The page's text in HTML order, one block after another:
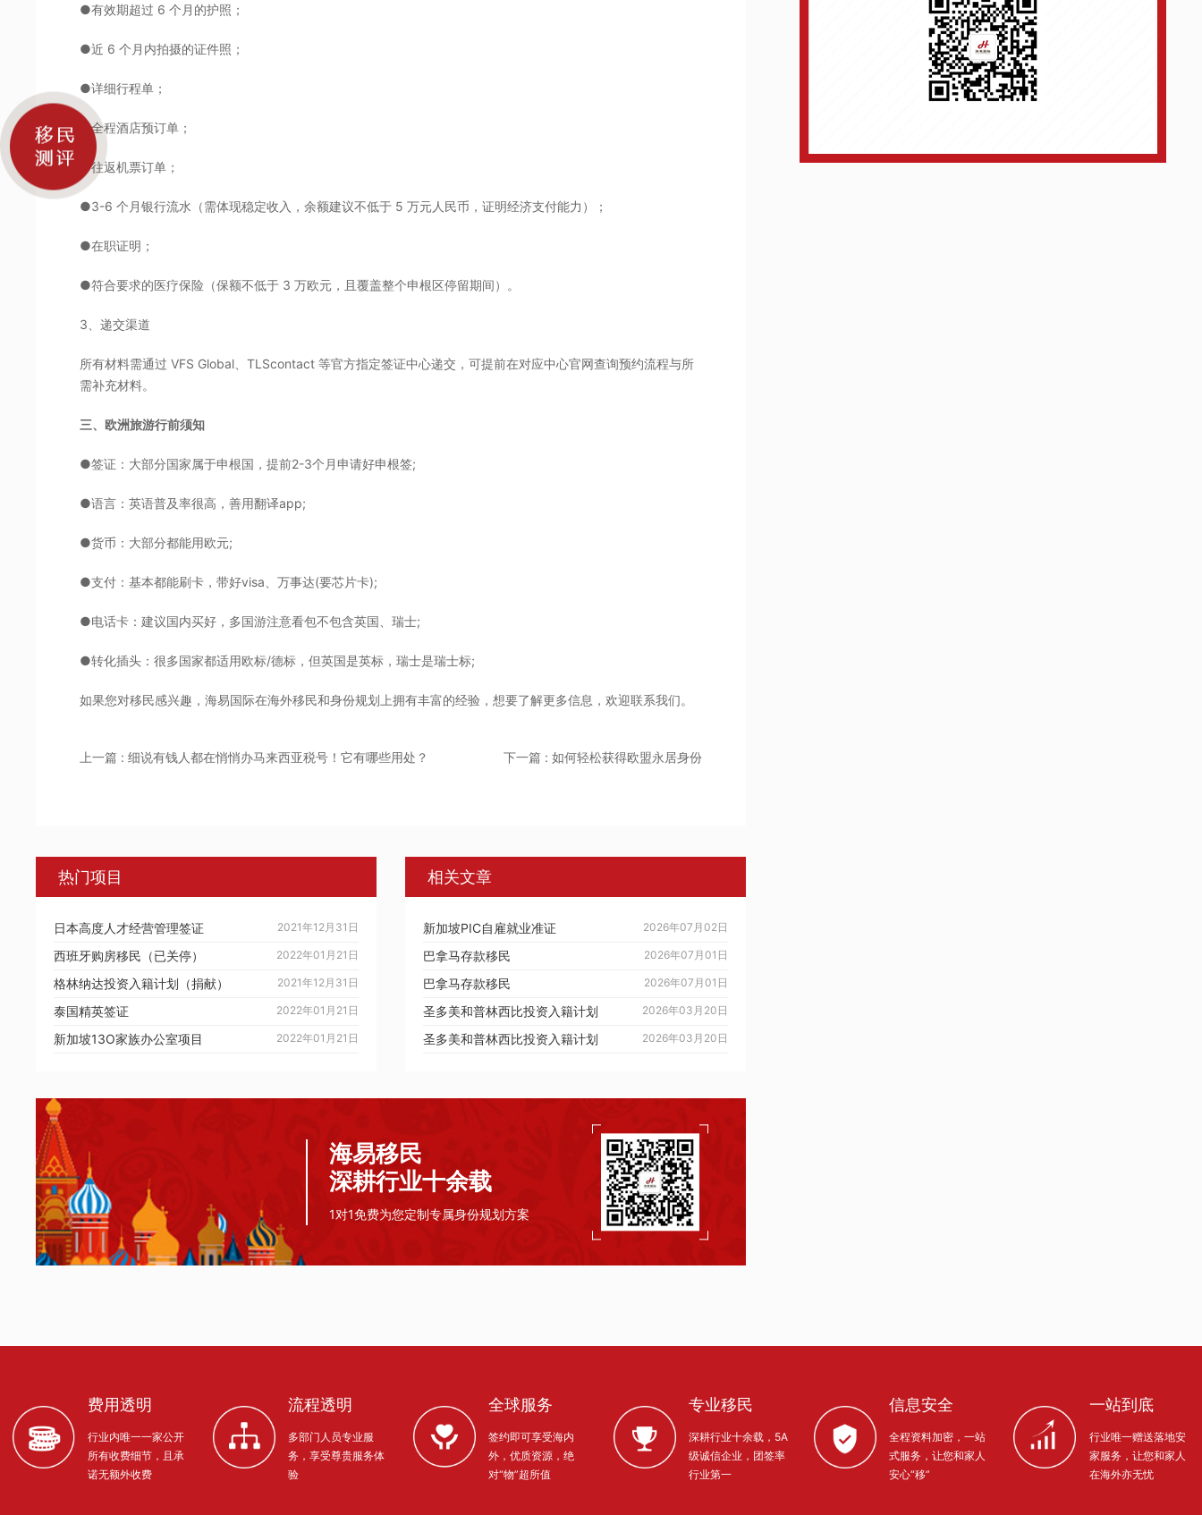
●有效期超过 6 个月的护照；
●近 6 个月内拍摄的证件照；
●详细行程单；
●全程酒店预订单；
●往返机票订单；
●3-6 个月银行流水（需体现稳定收入，余额建议不低于 5 万元人民币，证明经济支付能力）；
●在职证明；
●符合要求的医疗保险（保额不低于 3 万欧元，且覆盖整个申根区停留期间）。
3、递交渠道
所有材料需通过 VFS Global、TLScontact 等官方指定签证中心递交，可提前在对应中心官网查询预约流程与所
需补充材料。
三、欧洲旅游行前须知
●签证：大部分国家属于申根国，提前2-3个月申请好申根签;
●语言：英语普及率很高，善用翻译app;
●货币：大部分都能用欧元;
●支付：基本都能刷卡，带好visa、万事达(要芯片卡);
●电话卡：建议国内买好，多国游注意看包不包含英国、瑞士;
●转化插头：很多国家都适用欧标/德标，但英国是英标，瑞士是瑞士标;
如果您对移民感兴趣，海易国际在海外移民和身份规划上拥有丰富的经验，想要了解更多信息，欢迎联系我们。
上一篇 : 细说有钱人都在悄悄办马来西亚税号！它有哪些用处？ 下一篇 : 如何轻松获得欧盟永居身份
热门项目
2021年12月31日
日本高度人才经营管理签证
2022年01月21日
西班牙购房移民（已关停）
2021年12月31日
格林纳达投资入籍计划（捐献）
2022年01月21日
泰国精英签证
2022年01月21日
新加坡13O家族办公室项目
相关文章
2026年07月02日
新加坡PIC自雇就业准证
2026年07月01日
巴拿马存款移民
2026年07月01日
巴拿马存款移民
2026年03月20日
圣多美和普林西比投资入籍计划
2026年03月20日
圣多美和普林西比投资入籍计划
海易移民
深耕行业十余载
1对1免费为您定制专属身份规划方案
费用透明
行业内唯一一家公开
所有收费细节，且承
诺无额外收费
流程透明
多部门人员专业服
务，享受尊贵服务体
验
全球服务
签约即可享受海内
外，优质资源，绝
对“物”超所值
专业移民
深耕行业十余载，5A
级诚信企业，团签率
行业第一
信息安全
全程资料加密，一站
式服务，让您和家人
安心“移”
一站到底
行业唯一赠送落地安
家服务，让您和家人
在海外亦无忧